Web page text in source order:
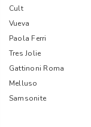
Cult
Vueva
Paola Ferri
Tres Jolie
Gattinoni Roma
Melluso
Samsonite